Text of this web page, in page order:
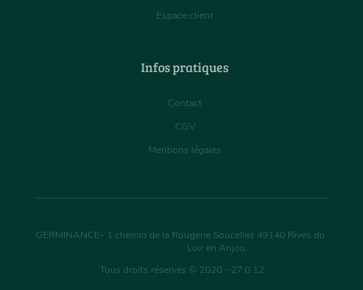
Espace client
Infos pratiques
Contact
CGV
Mentions légales
GERMINANCE- 1 chemin de la Rougerie Soucelles 49140 Rives du
Loir en Anjou
Tous droits réservés © 2020 - 27.0.12